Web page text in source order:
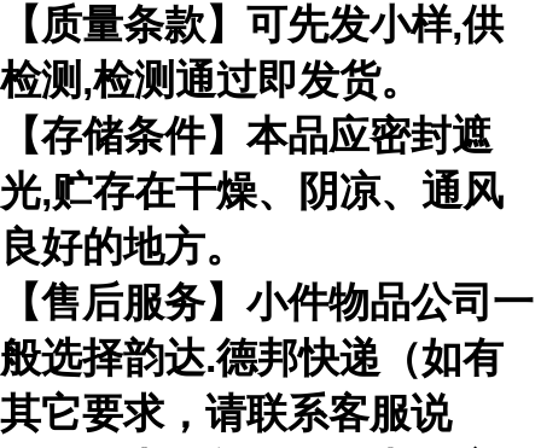
【质量条款】可先发小样,供
检测,检测通过即发货。
【存储条件】本品应密封遮
光,贮存在干燥、阴凉、通风
良好的地方。
【售后服务】小件物品公司一
般选择韵达.德邦快递（如有
其它要求，请联系客服说